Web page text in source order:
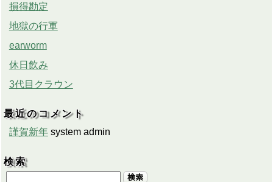
損得勘定
地獄の行軍
earworm
休日飲み
3代目クラウン
最近のコメント
謹賀新年 system admin
検索
検索